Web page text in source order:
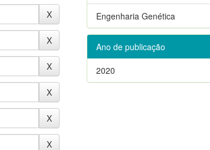
Engenharia Genética
Ano de publicação
2020